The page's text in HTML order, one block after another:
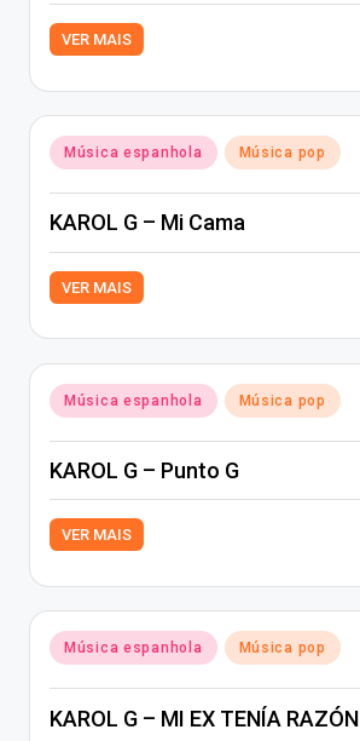
VER MAIS
Posted
in
Música espanhola Música pop
KAROL G – Mi Cama
VER MAIS
Posted
in
Música espanhola Música pop
KAROL G – Punto G
VER MAIS
Posted
in
Música espanhola Música pop
KAROL G – MI EX TENÍA RAZÓN